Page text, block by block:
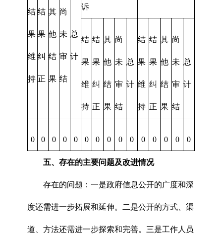
结
果
维
持
结
果
纠
正
其
他
结
果
尚
未
审
结
总
计
诉
结
果
维
持
结
果
纠
正
其
他
结
果
尚
未
审
结
总
计
结
果
维
持
结
果
纠
正
其
他
结
果
尚
未
审
结
总
计
0 0 0 0 0 0 0 0 0 0 0 0 0 0 0
五、存在的主要问题及改进情况
存在的问题：一是政府信息公开的广度和深
度还需进一步拓展和延伸。二是公开的方式、渠
道、方法还需进一步探索和完善。三是工作人员